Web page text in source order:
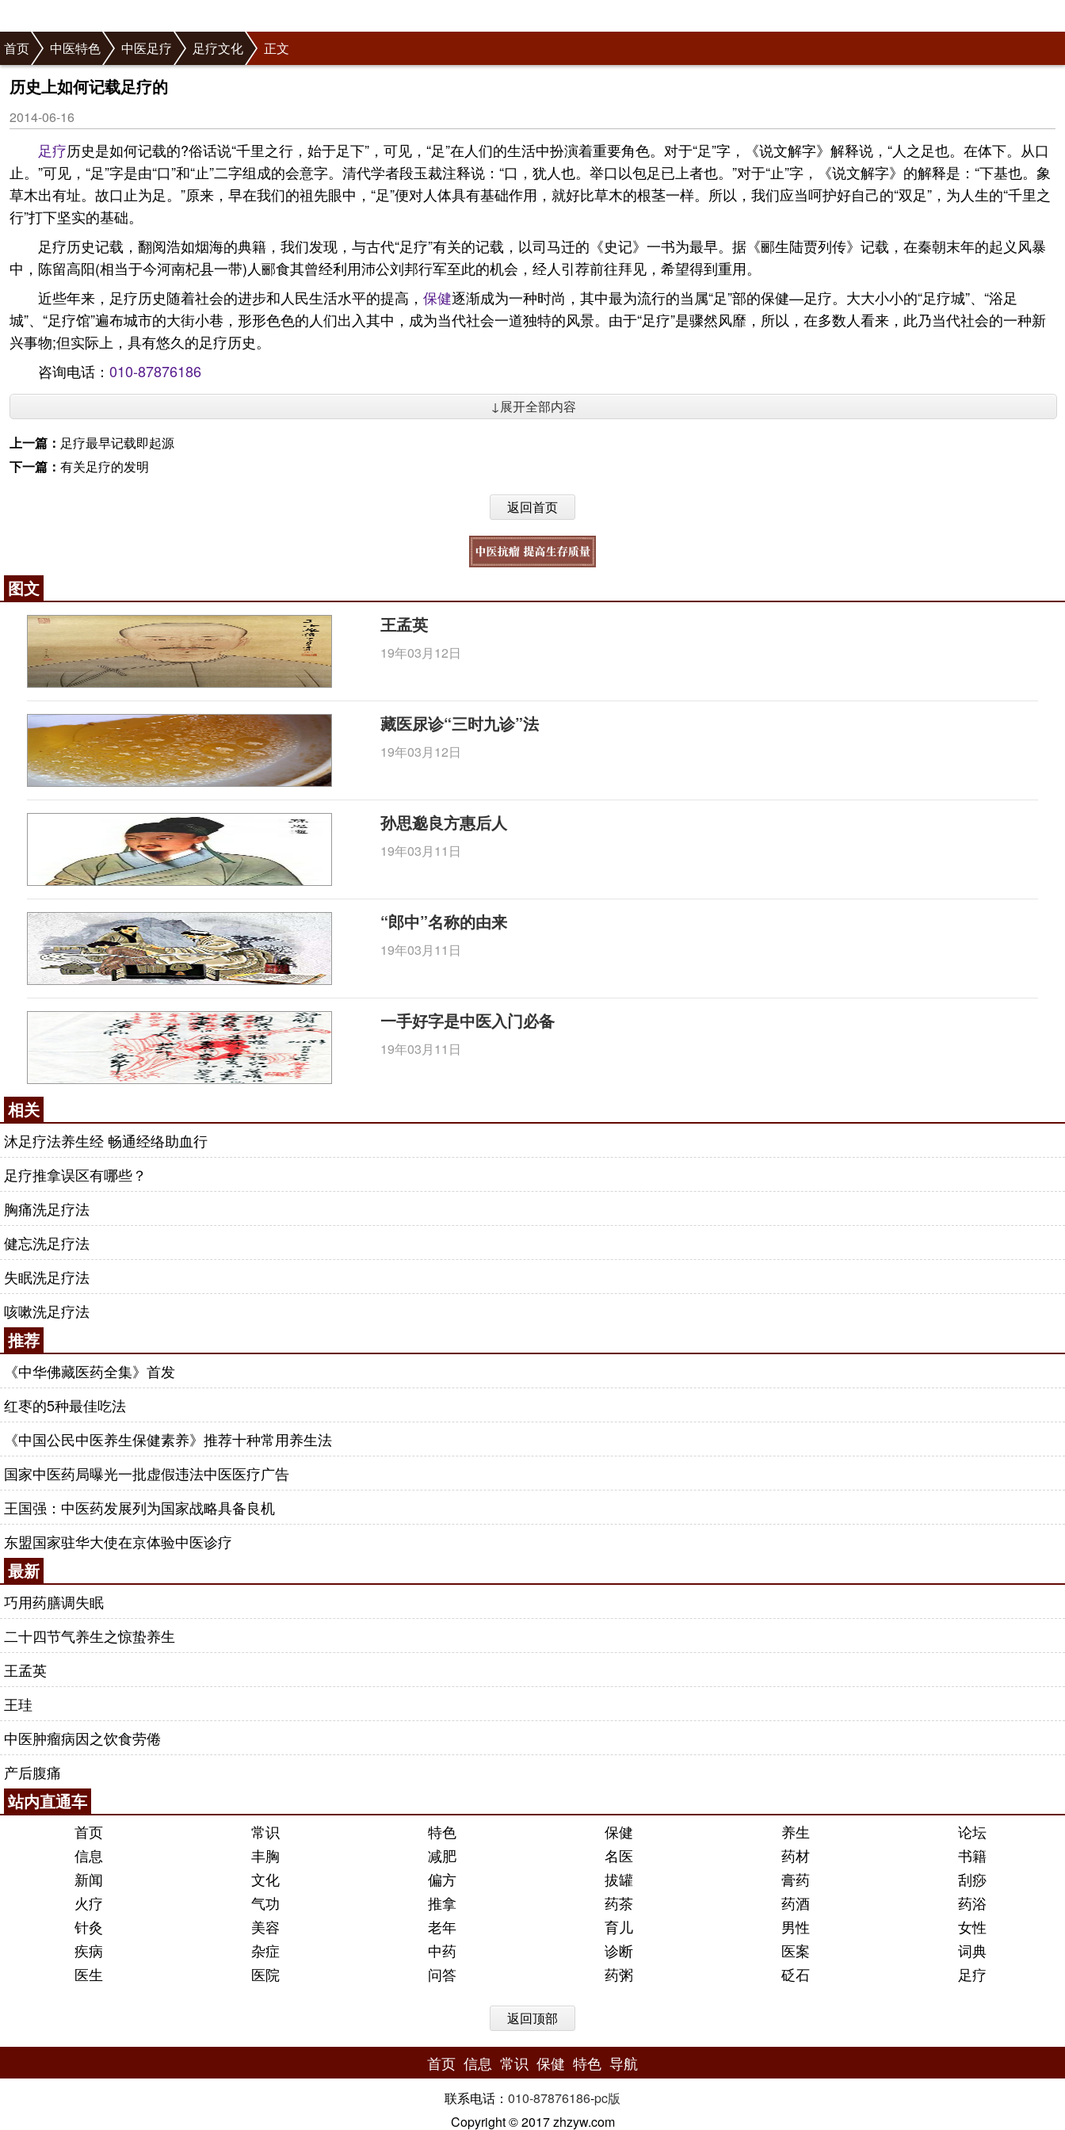
首页 中医特色 中医足疗 足疗文化 正文
历史上如何记载足疗的
2014-06-16
足疗历史是如何记载的?俗话说“千里之行，始于足下”，可见，“足”在人们的生活中扮演着重要角色。对于“足”字，《说文解字》解释说，“人之足也。在体下。从口
止。”可见，“足”字是由“口”和“止”二字组成的会意字。清代学者段玉裁注释说：“口，犹人也。举口以包足已上者也。”对于“止”字，《说文解字》的解释是：“下基也。象
草木出有址。故口止为足。”原来，早在我们的祖先眼中，“足”便对人体具有基础作用，就好比草木的根茎一样。所以，我们应当呵护好自己的“双足”，为人生的“千里之
行”打下坚实的基础。
足疗历史记载，翻阅浩如烟海的典籍，我们发现，与古代“足疗”有关的记载，以司马迁的《史记》一书为最早。据《郦生陆贾列传》记载，在秦朝末年的起义风暴
中，陈留高阳(相当于今河南杞县一带)人郦食其曾经利用沛公刘邦行军至此的机会，经人引荐前往拜见，希望得到重用。
近些年来，足疗历史随着社会的进步和人民生活水平的提高， 保健逐渐成为一种时尚，其中最为流行的当属“足”部的保健—足疗。大大小小的“足疗城”、“浴足
城”、“足疗馆”遍布城市的大街小巷，形形色色的人们出入其中，成为当代社会一道独特的风景。由于“足疗”是骤然风靡，所以，在多数人看来，此乃当代社会的一种新
兴事物;但实际上，具有悠久的足疗历史。
咨询电话： 010-87876186
↓展开全部内容
上一篇： 足疗最早记载即起源
下一篇： 有关足疗的发明
返回首页
图文
王孟英
19年03月12日
藏医尿诊“三时九诊”法
19年03月12日
孙思邈良方惠后人
19年03月11日
“郎中”名称的由来
19年03月11日
一手好字是中医入门必备
19年03月11日
相关
沐足疗法养生经 畅通经络助血行
足疗推拿误区有哪些？
胸痛洗足疗法
健忘洗足疗法
失眠洗足疗法
咳嗽洗足疗法
推荐
《中华佛藏医药全集》首发
红枣的5种最佳吃法
《中国公民中医养生保健素养》推荐十种常用养生法
国家中医药局曝光一批虚假违法中医医疗广告
王国强：中医药发展列为国家战略具备良机
东盟国家驻华大使在京体验中医诊疗
最新
巧用药膳调失眠
二十四节气养生之惊蛰养生
王孟英
王珪
中医肿瘤病因之饮食劳倦
产后腹痛
站内直通车
首页 常识 特色 保健 养生
论坛
信息
丰胸 减肥 名医 药材
书籍
新闻
文化 偏方 拔罐 膏药
刮痧
火疗
气功 推拿 药茶 药酒
药浴
针灸
美容 老年 育儿 男性
女性
疾病
杂症 中药 诊断 医案
词典
医生
医院 问答 药粥 砭石 足疗
返回顶部
首页 信息 常识 保健 特色 导航
联系电话： 010-87876186-pc版
Copyright © 2017 zhzyw.com